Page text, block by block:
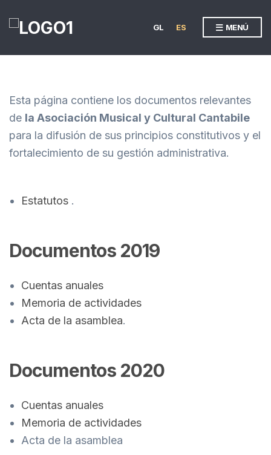
GL ES MENÚ
Esta página contiene los documentos relevantes
de la Asociación Musical y Cultural Cantabile
para la difusión de sus principios constitutivos y el
fortalecimiento de su gestión administrativa.
Estatutos .
Documentos 2019
Cuentas anuales
Memoria de actividades
Acta de la asamblea.
Documentos 2020
Cuentas anuales
Memoria de actividades
Acta de la asamblea